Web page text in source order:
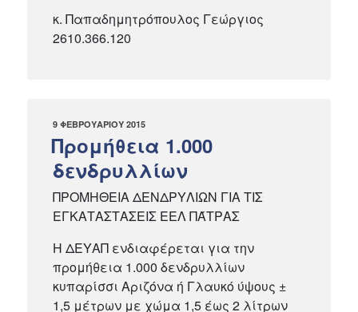
κ. Παπαδημητρόπουλος Γεώργιος
2610.366.120
ΔΗΜΟΣΙΕΎΤΗΚΕ
ΣΤΙΣ
9 ΦΕΒΡΟΥΑΡΊΟΥ 2015
Προμήθεια 1.000
δενδρυλλίων
ΠΡΟΜΗΘΕΙΑ ΔΕΝΔΡΥΛΙΩΝ ΓΙΑ ΤΙΣ
ΕΓΚΑΤΑΣΤΑΣΕΙΣ ΕΕΛ ΠΆΤΡΑΣ
Η ΔΕΥΑΠ ενδιαφέρεται για την
προμήθεια 1.000 δενδρυλλίων
κυπαρίσσι Αριζόνα ή Γλαυκό ύψους ±
1,5 μέτρων με χώμα 1,5 έως 2 λίτρων